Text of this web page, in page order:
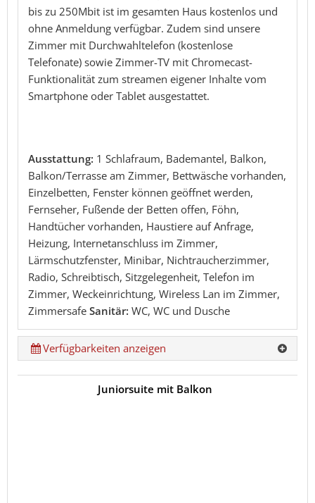
bis zu 250Mbit ist im gesamten Haus kostenlos und
ohne Anmeldung verfügbar. Zudem sind unsere
Zimmer mit Durchwahltelefon (kostenlose
Telefonate) sowie Zimmer-TV mit Chromecast-
Funktionalität zum streamen eigener Inhalte vom
Smartphone oder Tablet ausgestattet.
Ausstattung: 1 Schlafraum, Bademantel, Balkon,
Balkon/Terrasse am Zimmer, Bettwäsche vorhanden,
Einzelbetten, Fenster können geöffnet werden,
Fernseher, Fußende der Betten offen, Föhn,
Handtücher vorhanden, Haustiere auf Anfrage,
Heizung, Internetanschluss im Zimmer,
Lärmschutzfenster, Minibar, Nichtraucherzimmer,
Radio, Schreibtisch, Sitzgelegenheit, Telefon im
Zimmer, Weckeinrichtung, Wireless Lan im Zimmer,
Zimmersafe Sanitär: WC, WC und Dusche
Verfügbarkeiten anzeigen
Juniorsuite mit Balkon